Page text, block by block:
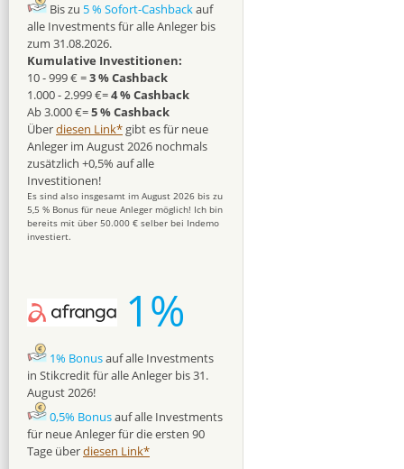
Bis zu 5 % Sofort-Cashbackauf
alle Investments für alle Anleger bis
zum 31.08.2026.
Kumulative Investitionen:
10 - 999 € =3 % Cashback
1.000 - 2.999 €=4 % Cashback
Ab 3.000 €=5 % Cashback
Überdiesen Link* gibt es für neue
Anleger im August 2026 nochmals
zusätzlich +0,5% auf alle
Investitionen!
Es sind also insgesamt im August 2026 bis zu
5,5 % Bonus für neue Anleger möglich! Ich bin
bereits mit über 50.000 € selber bei Indemo
investiert.
1%
1% Bonusauf alle Investments
in Stikcredit für alle Anleger bis 31.
August 2026!
0,5% Bonusauf alle Investments
für neue Anleger für die ersten 90
Tage überdiesen Link*